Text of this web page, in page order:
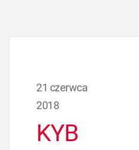
21 czerwca
2018
KYB